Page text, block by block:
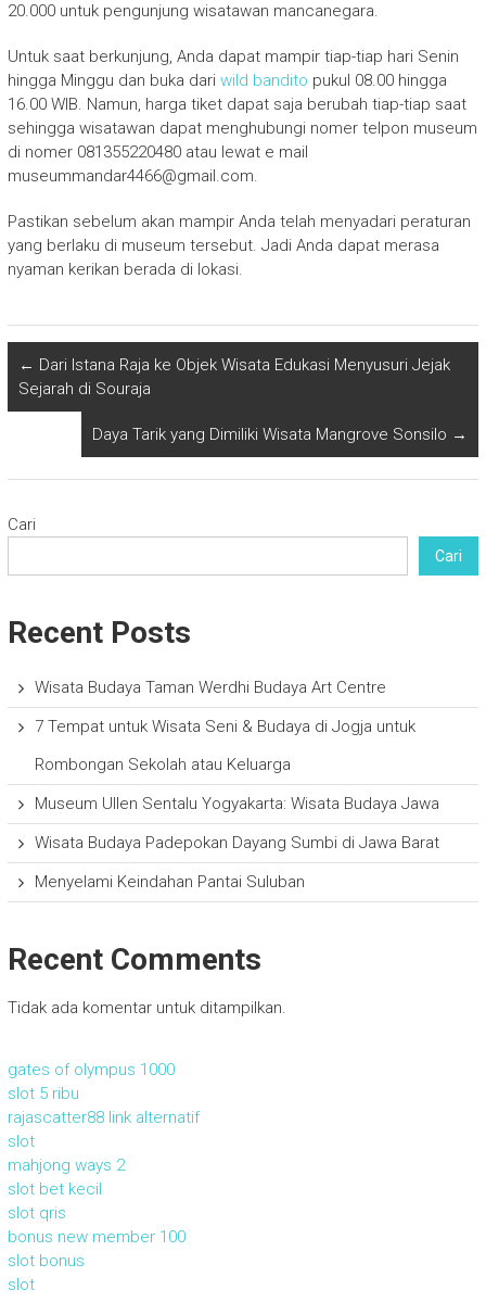
20.000 untuk pengunjung wisatawan mancanegara.
Untuk saat berkunjung, Anda dapat mampir tiap-tiap hari Senin
hingga Minggu dan buka dari wild bandito pukul 08.00 hingga
16.00 WIB. Namun, harga tiket dapat saja berubah tiap-tiap saat
sehingga wisatawan dapat menghubungi nomer telpon museum
di nomer 081355220480 atau lewat e mail
museummandar4466@gmail.com.
Pastikan sebelum akan mampir Anda telah menyadari peraturan
yang berlaku di museum tersebut. Jadi Anda dapat merasa
nyaman kerikan berada di lokasi.
← Dari Istana Raja ke Objek Wisata Edukasi Menyusuri Jejak
Sejarah di Souraja
Daya Tarik yang Dimiliki Wisata Mangrove Sonsilo →
Cari
Cari
Recent Posts
Wisata Budaya Taman Werdhi Budaya Art Centre
7 Tempat untuk Wisata Seni & Budaya di Jogja untuk
Rombongan Sekolah atau Keluarga
Museum Ullen Sentalu Yogyakarta: Wisata Budaya Jawa
Wisata Budaya Padepokan Dayang Sumbi di Jawa Barat
Menyelami Keindahan Pantai Suluban
Recent Comments
Tidak ada komentar untuk ditampilkan.
gates of olympus 1000
slot 5 ribu
rajascatter88 link alternatif
slot
mahjong ways 2
slot bet kecil
slot qris
bonus new member 100
slot bonus
slot